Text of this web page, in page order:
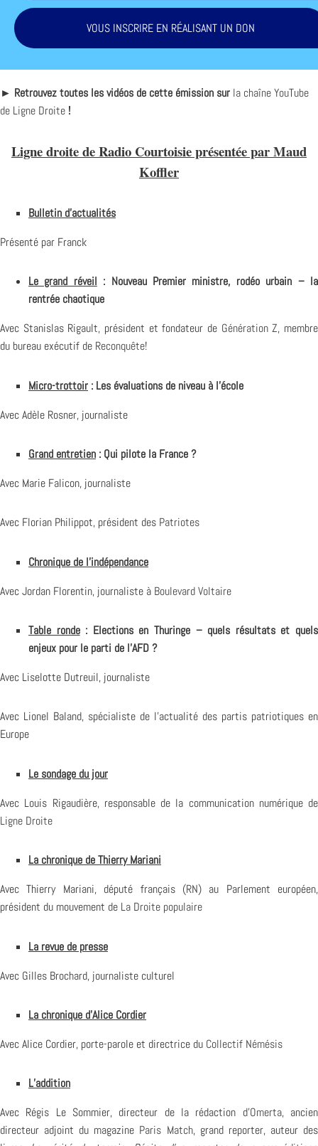
VOUS INSCRIRE EN RÉALISANT UN DON
► Retrouvez toutes les vidéos de cette émission sur la chaîne YouTube
de Ligne Droite !
Ligne droite de Radio Courtoisie présentée par Maud
Koffler
Bulletin d’actualités
Présenté par Franck
Le grand réveil : Nouveau Premier ministre, rodéo urbain – la
rentrée chaotique
Avec Stanislas Rigault, président et fondateur de Génération Z, membre
du bureau exécutif de Reconquête!
Micro-trottoir : Les évaluations de niveau à l’école
Avec Adèle Rosner, journaliste
Grand entretien : Qui pilote la France ?
Avec Marie Falicon, journaliste
Avec Florian Philippot, président des Patriotes
Chronique de l’indépendance
Avec Jordan Florentin, journaliste à Boulevard Voltaire
Table ronde: Elections en Thuringe – quels résultats et quels
enjeux pour le parti de l’AFD ?
Avec Liselotte Dutreuil, journaliste
Avec Lionel Baland, spécialiste de l’actualité des partis patriotiques en
Europe
Le sondage du jour
Avec Louis Rigaudière, responsable de la communication numérique de
Ligne Droite
La chronique de Thierry Mariani
Avec Thierry Mariani, député français (RN) au Parlement européen,
président du mouvement de La Droite populaire
La revue de presse
Avec Gilles Brochard, journaliste culturel
La chronique d’Alice Cordier
Avec Alice Cordier, porte-parole et directrice du Collectif Némésis
L’addition
Avec Régis Le Sommier, directeur de la rédaction d’Omerta, ancien
directeur adjoint du magazine Paris Match, grand reporter, auteur des